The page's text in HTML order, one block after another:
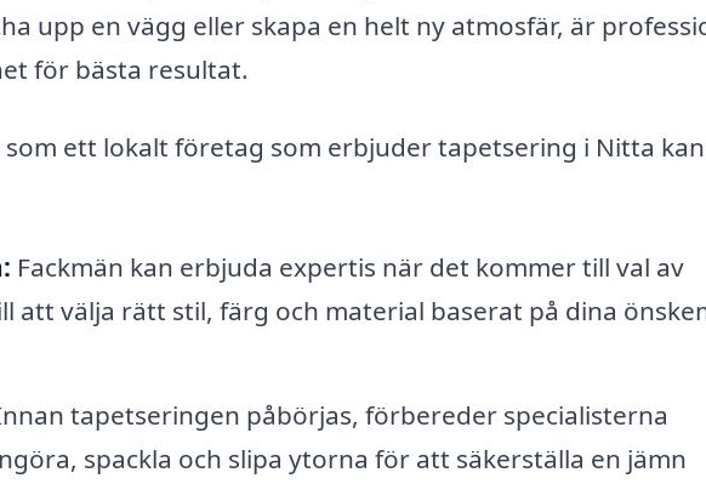
upp en vägg eller skapa en helt ny atmosfär, är
för bästa resultat.
ett lokalt företag som erbjuder tapetsering i Nitta kan
Fackmän kan erbjuda expertis när det kommer till val av
att välja rätt stil, färg och material baserat på dina
tapetseringen påbörjas, förbereder specialisterna
spackla och slipa ytorna för att säkerställa en jämn